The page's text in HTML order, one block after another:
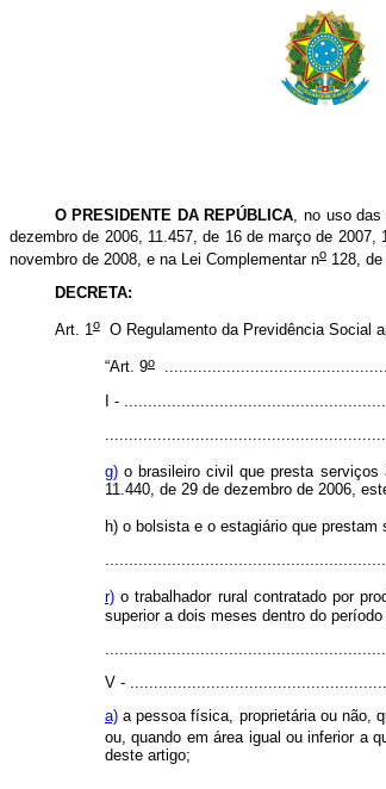
O PRESIDENTE DA REPÚBLICA, no uso das
dezembro de 2006, 11.457, de 16 de março de
novembro de 2008, e na Lei Complementar no 128,
DECRETA:
Art. 1oO Regulamento da Previdência Social
“Art. 9o
I -
g) o brasileiro civil que presta
11.440, de 29 de dezembro de 2006,
h) o bolsista e o estagiário que
r) o trabalhador rural contratado por
superior a dois meses dentro do
V -
a) a pessoa física, proprietária ou não,
ou, quando em área igual ou inferior a
deste artigo;